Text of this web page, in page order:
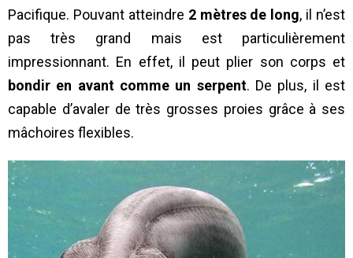
Pacifique. Pouvant atteindre 2 mètres de long, il n’est
pas très grand mais est particulièrement
impressionnant. En effet, il peut plier son corps et
bondir en avant comme un serpent. De plus, il est
capable d’avaler de très grosses proies grâce à ses
mâchoires flexibles.